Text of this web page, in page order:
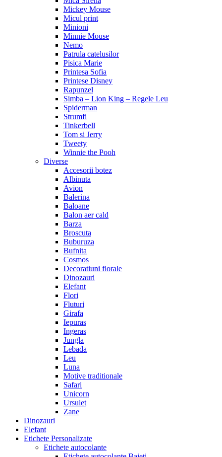
Mickey Mouse
Micul print
Minioni
Minnie Mouse
Nemo
Patrula catelusilor
Pisica Marie
Printesa Sofia
Printese Disney
Rapunzel
Simba – Lion King – Regele Leu
Spiderman
Strumfi
Tinkerbell
Tom si Jerry
Tweety
Winnie the Pooh
Diverse
Accesorii botez
Albinuta
Avion
Balerina
Baloane
Balon aer cald
Barza
Broscuta
Buburuza
Bufnita
Cosmos
Decoratiuni florale
Dinozauri
Elefant
Flori
Fluturi
Girafa
Iepuras
Ingeras
Jungla
Lebada
Leu
Luna
Motive traditionale
Safari
Unicorn
Ursulet
Zane
Dinozauri
Elefant
Etichete Personalizate
Etichete autocolante